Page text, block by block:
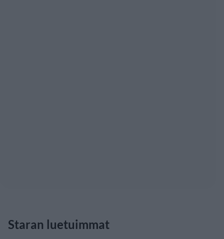
Staran luetuimmat